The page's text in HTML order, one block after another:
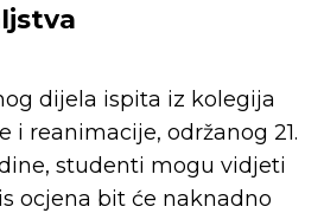
dijela ispita iz kolegija
i reanimacije, održanog 21.
studenti mogu vidjeti
ocjena bit će naknadno